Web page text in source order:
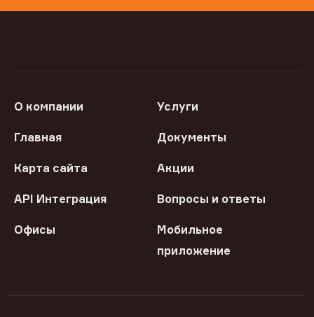
О компании Услуги
Главная Документы
Карта сайта Акции
API Интеграция Вопросы и ответы
Офисы
Мобильное
приложение